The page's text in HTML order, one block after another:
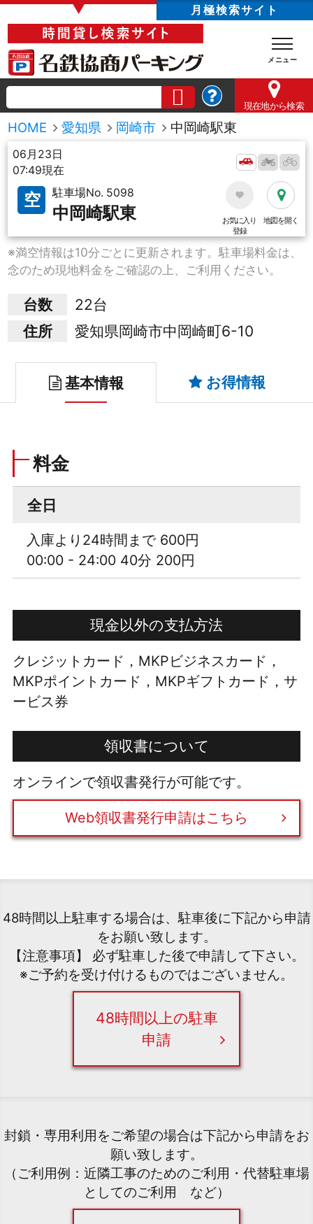
▼ 月極検索サイト
現在地から検索
HOME 愛知県 岡崎市 中岡崎駅東
06月23日
07:49現在
空 駐車場No. 5098
中岡崎駅東
お気に入り
登録
地図を開く
※満空情報は10分ごとに更新されます。駐車場料金は、
念のため現地料金をご確認の上、ご利用ください。
台数
22台
住所
愛知県岡崎市中岡崎町6-10
基本情報 お得情報
料金
全日
入庫より24時間まで 600円
00:00 - 24:00 40分 200円
現金以外の支払方法
クレジットカード，MKPビジネスカード，
MKPポイントカード，MKPギフトカード，サ
ービス券
領収書について
オンラインで領収書発行が可能です。
Web領収書発行申請はこちら
48時間以上駐車する場合は、駐車後に下記から申請
をお願い致します。
【注意事項】 必ず駐車した後で申請して下さい。
※ご予約を受け付けるものではございません。
48時間以上の駐車
申請
封鎖・専用利用をご希望の場合は下記から申請をお
願い致します。
（ご利用例：近隣工事のためのご利用・代替駐車場
としてのご利用 など）